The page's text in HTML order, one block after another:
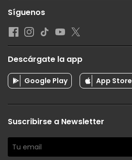
Síguenos
Descárgate la app
Google Play App Store
Suscribirse a Newsletter